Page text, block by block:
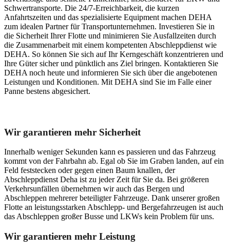
Schwertransporte. Die 24/7-Erreichbarkeit, die kurzen
Anfahrtszeiten und das spezialisierte Equipment machen DEHA
zum idealen Partner für Transportunternehmen. Investieren Sie in
die Sicherheit Ihrer Flotte und minimieren Sie Ausfallzeiten durch
die Zusammenarbeit mit einem kompetenten Abschleppdienst wie
DEHA. So können Sie sich auf Ihr Kerngeschäft konzentrieren und
Ihre Güter sicher und pünktlich ans Ziel bringen. Kontaktieren Sie
DEHA noch heute und informieren Sie sich über die angebotenen
Leistungen und Konditionen. Mit DEHA sind Sie im Falle einer
Panne bestens abgesichert.
Wir garantieren mehr Sicherheit
Innerhalb weniger Sekunden kann es passieren und das Fahrzeug
kommt von der Fahrbahn ab. Egal ob Sie im Graben landen, auf ein
Feld feststecken oder gegen einen Baum knallen, der
Abschleppdienst Deha ist zu jeder Zeit für Sie da. Bei größeren
Verkehrsunfällen übernehmen wir auch das Bergen und
Abschleppen mehrerer beteiligter Fahrzeuge. Dank unserer großen
Flotte an leistungsstarken Abschlepp- und Bergefahrzeugen ist auch
das Abschleppen großer Busse und LKWs kein Problem für uns.
Wir garantieren mehr Leistung